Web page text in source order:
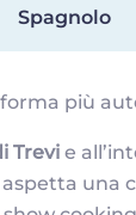
Spagnolo
più
Trevi e
una